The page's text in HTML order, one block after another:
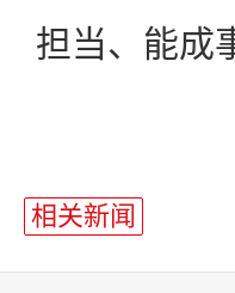
担当、能成
相关新闻